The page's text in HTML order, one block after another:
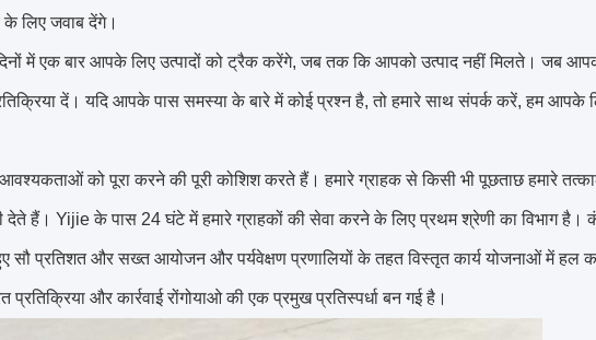
लिए जवाब देंगे।
में एक बार आपके लिए उत्पादों को ट्रैक करेंगे, जब तक कि आपको उत्पाद नहीं मिलते। जब
दें। यदि आपके पास समस्या के बारे में कोई प्रश्न है, तो हमारे साथ संपर्क करें, हम आपके
को पूरा करने की पूरी कोशिश करते हैं। हमारे ग्राहक से किसी भी पूछताछ हमारे
देते हैं। Yijie के पास 24 घंटे में हमारे ग्राहकों की सेवा करने के लिए प्रथम श्रेणी का विभाग है।
सौ प्रतिशत और सख्त आयोजन और पर्यवेक्षण प्रणालियों के तहत विस्तृत कार्य योजनाओं में हल
प्रतिक्रिया और कार्रवाई रोंगोयाओ की एक प्रमुख प्रतिस्पर्धा बन गई है।